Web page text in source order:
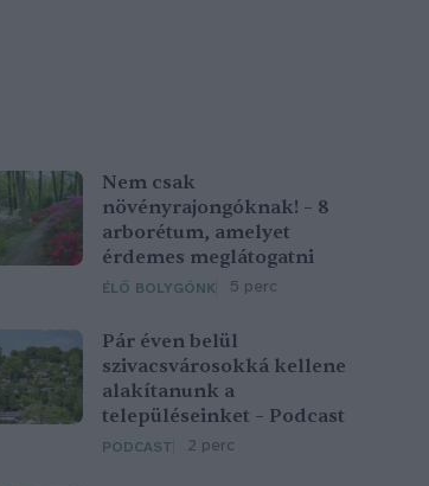
Nem csak
növényrajongóknak! – 8
arborétum, amelyet
érdemes meglátogatni
ÉLŐ BOLYGÓNK 5 perc
Pár éven belül
szivacsvárosokká kellene
alakítanunk a
településeinket – Podcast
PODCAST 2 perc